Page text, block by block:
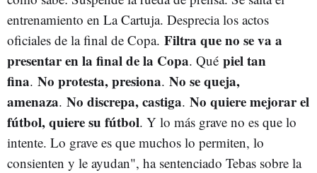
entrenamiento en La Cartuja. Desprecia los actos
oficiales de la final de Copa. Filtra que no se va a
presentar en la final de la Copa. Qué piel tan
fina. No protesta, presiona. No se queja,
amenaza. No discrepa, castiga. No quiere mejorar el
fútbol, quiere su fútbol. Y lo más grave no es que lo
intente. Lo grave es que muchos lo permiten, lo
consienten y le ayudan", ha sentenciado Tebas sobre la